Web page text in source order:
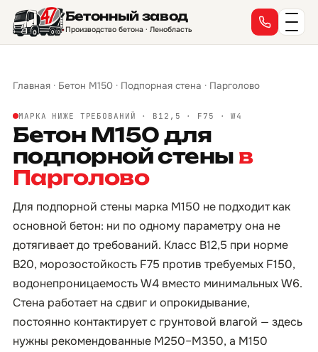
Бетонный завод
Производство бетона · Ленобласть
Главная · Бетон М150 · Подпорная стена · Парголово
МАРКА НИЖЕ ТРЕБОВАНИЙ · B12,5 · F75 · W4
Бетон М150 для
подпорной стены в
Парголово
Для подпорной стены марка М150 не подходит как
основной бетон: ни по одному параметру она не
дотягивает до требований. Класс B12,5 при норме
B20, морозостойкость F75 против требуемых F150,
водонепроницаемость W4 вместо минимальных W6.
Стена работает на сдвиг и опрокидывание,
постоянно контактирует с грунтовой влагой — здесь
нужны рекомендованные М250–М350, а М150